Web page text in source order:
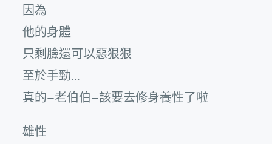
因為
他的身體
只剩臉還可以惡狠狠
至於手勁…
真的–老伯伯–該要去修身養性了啦
雄性